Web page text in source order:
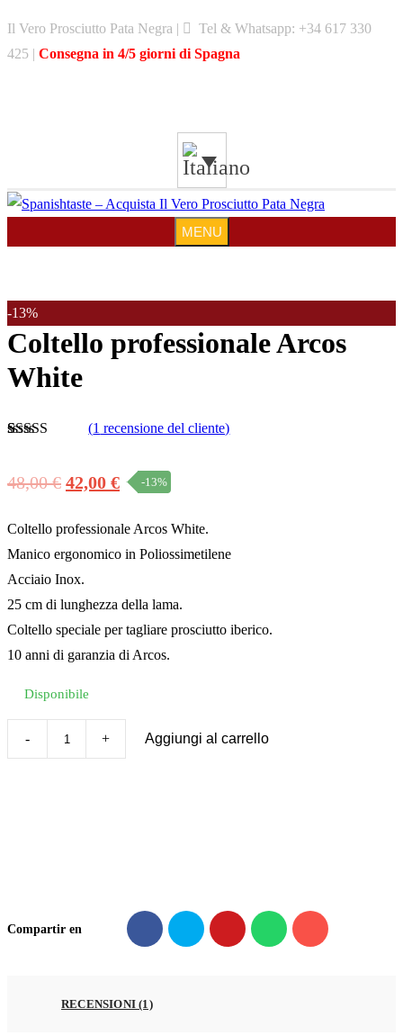
Il Vero Prosciutto Pata Negra |
Tel & Whatsapp: +34 617 330
425 | Consegna in 4/5 giorni di Spagna
MENU
MENU
-13%
Coltello professionale Arcos
White
base di
recensioni
(1 recensione del cliente)
48,00€
prezzo
originale
48,00 €.
42,00 €
prezzo
attuale
42,00 €.
-13%
Coltello professionale Arcos White.
Manico ergonomico in Poliossimetilene
Acciaio Inox.
25 cm di lunghezza della lama.
Coltello speciale per tagliare prosciutto iberico.
10 anni di garanzia di Arcos.
Disponibile
Aggiungi al carrello
Compartir en
RECENSIONI (1)